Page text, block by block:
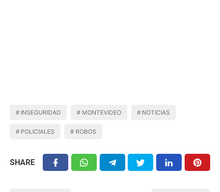
INSEGURIDAD MONTEVIDEO NOTICIAS
POLICIALES ROBOS
SHARE